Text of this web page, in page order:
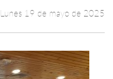
Lunes 19 de mayo de 2025